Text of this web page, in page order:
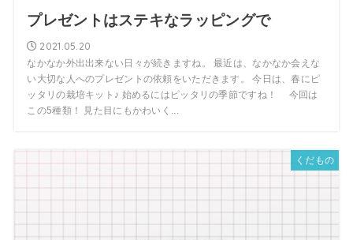
プレゼントはステキなラッピングで
2021.05.20
なかなか外出出来ない日々が続きますね。 最近は、なかなか会えな
い大切な人へのプレゼントの依頼をいただきます。 今日は、春にピ
ッタリの栽培キット♪ 始めるにはピッタリの季節ですね！ 今回は
この5種類！ 見た目にもかわいく...
くだもの